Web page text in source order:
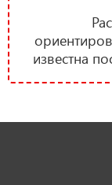
известна